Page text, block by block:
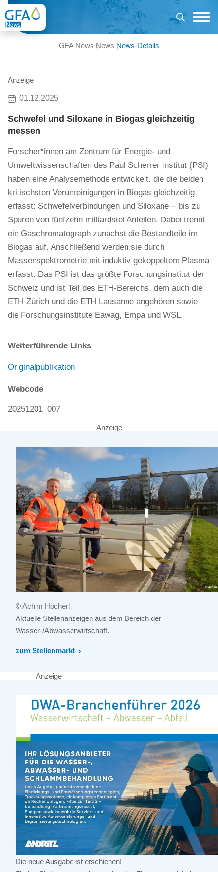
GFA News News News-Details
Anzeige
01.12.2025
Schwefel und Siloxane in Biogas gleichzeitig
messen
Forscher*innen am Zentrum für Energie- und
Umweltwissenschaften des Paul Scherrer Institut (PSI)
haben eine Analysemethode entwickelt, die die beiden
kritischsten Verunreinigungen in Biogas gleichzeitig
erfasst: Schwefelverbindungen und Siloxane − bis zu
Spuren von fünfzehn milliardstel Anteilen. Dabei trennt
ein Gaschromatograph zunächst die Bestandteile im
Biogas auf. Anschließend werden sie durch
Massenspektrometrie mit induktiv gekoppeltem Plasma
erfasst. Das PSI ist das größte Forschungsinstitut der
Schweiz und ist Teil des ETH-Bereichs, dem auch die
ETH Zürich und die ETH Lausanne angehören sowie
die Forschungsinstitute Eawag, Empa und WSL.
Weiterführende Links
Originalpublikation
Webcode
20251201_007
Anzeige
© Achim Höcherl
Aktuelle Stellenanzeigen aus dem Bereich der
Wasser-/Abwasserwirtschaft.
zum Stellenmarkt
Anzeige
Die neue Ausgabe ist erschienen!